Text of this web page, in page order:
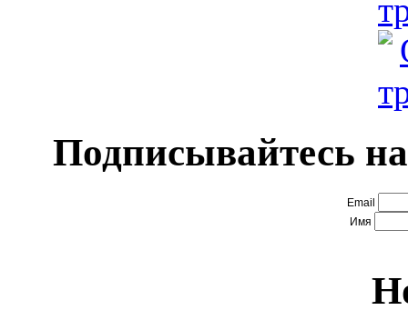
Подписывайтесь
Email
Имя